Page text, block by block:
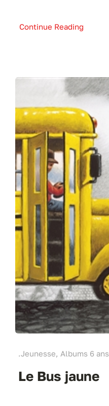
Continue Reading
.Jeunesse, Albums 6
Le Bus jaune